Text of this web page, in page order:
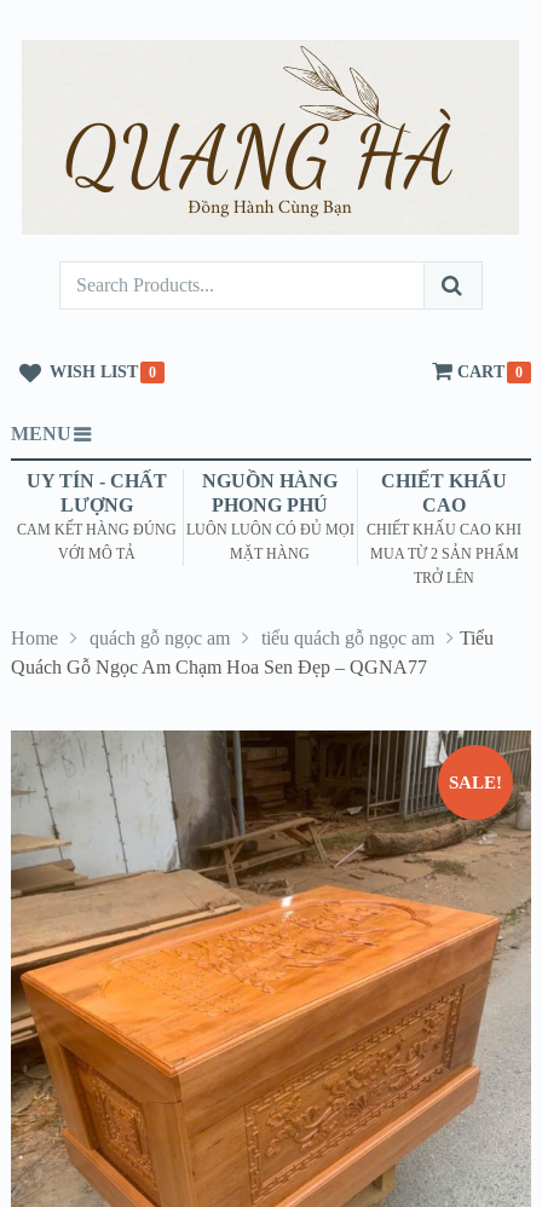
WISH LIST 0 CART 0
MENU
UY TÍN - CHẤT
LƯỢNG
CAM KẾT HÀNG ĐÚNG
VỚI MÔ TẢ
NGUỒN HÀNG
PHONG PHÚ
LUÔN LUÔN CÓ ĐỦ MỌI
MẶT HÀNG
CHIẾT KHẤU
CAO
CHIẾT KHẤU CAO KHI
MUA TỪ 2 SẢN PHẨM
TRỞ LÊN
Home quách gỗ ngọc am tiểu quách gỗ ngọc am
Tiểu
Quách Gỗ Ngọc Am Chạm Hoa Sen Đẹp – QGNA77
SALE!